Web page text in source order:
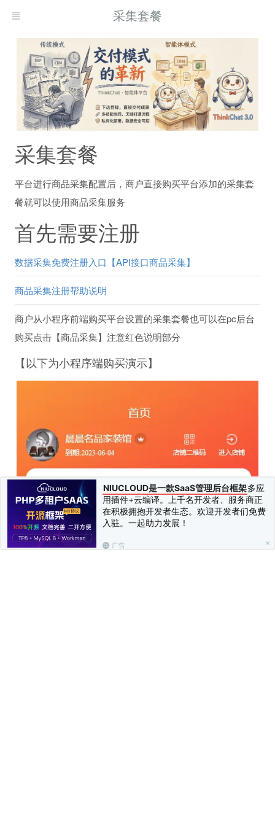
NIUCLOUD是一款SaaS管理后台框架多应
用插件+云编译。上千名开发者、服务商正
在积极拥抱开发者生态。欢迎开发者们免费
入驻。一起助力发展！
广告
采集套餐
采集套餐
平台进行商品采集配置后，商户直接购买平台添加的采集套
餐就可以使用商品采集服务
首先需要注册
数据采集免费注册入口【API接口商品采集】
商品采集注册帮助说明
商户从小程序前端购买平台设置的采集套餐也可以在pc后台
购买点击【商品采集】注意红色说明部分
【以下为小程序端购买演示】